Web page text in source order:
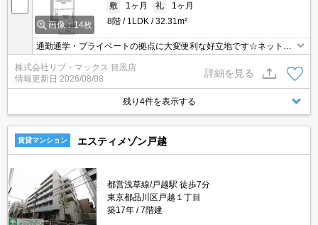
画像：14枚
敷
1ヶ月 礼
1ヶ月
8階
1LDK 32.31m²
通勤通学・プライベートの拠点に大変便利な好立地です☆ネット無
料など設備充実☆ 初期費用クレジット支払可能！オンライン内覧・
オンライン契約等弊社に一度も来店せずとも問題ありません♪弊社で
はネットに掲載されている物件は全てご紹介可能になりますので気
になる物件は全て申し付けください★
株式会社リブ・マックス 目黒店
情報更新日 2026/08/08
詳細を見る
残り4件を表示する
賃貸マンション エスティメゾン戸越
都営浅草線/戸越駅 徒歩7分
東京都品川区戸越１丁目
築17年
7階建